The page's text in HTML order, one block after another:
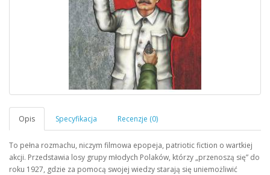
To pełna rozmachu, niczym filmowa epopeja, patriotic fiction o wartkiej
akcji. Przedstawia losy grupy młodych Polaków, którzy „przenoszą się” do
roku 1927, gdzie za pomocą swojej wiedzy starają się uniemożliwić